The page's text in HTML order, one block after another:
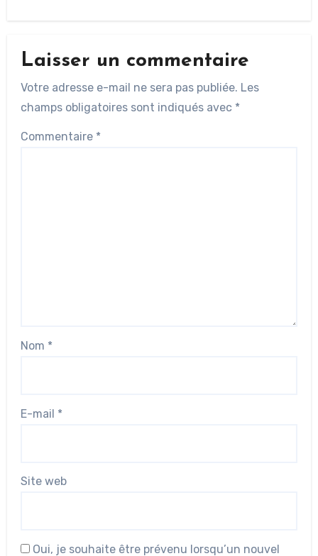
Laisser un commentaire
Votre adresse e-mail ne sera pas publiée. Les
champs obligatoires sont indiqués avec *
Commentaire *
Nom *
E-mail *
Site web
Oui, je souhaite être prévenu lorsqu’un nouvel